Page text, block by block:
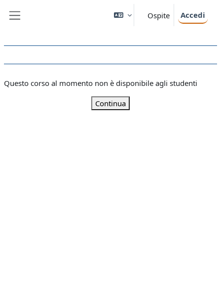
Ospite Accedi
Questo corso al momento non è disponibile agli studenti
Continua